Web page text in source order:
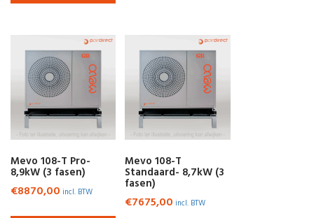
Mevo 108-T Pro-
8,9kW (3 fasen)
€8870,00 incl. BTW
Mevo 108-T
Standaard- 8,7kW (3
fasen)
€7675,00 incl. BTW